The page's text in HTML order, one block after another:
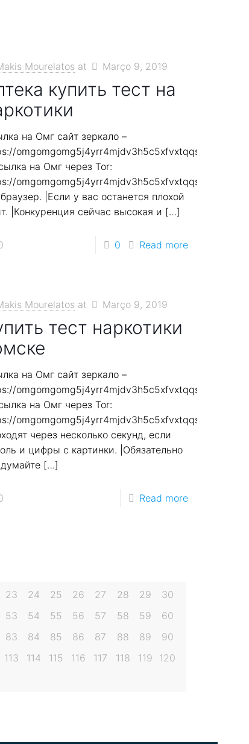
Mourelatos at Março 9, 2019
купить тест на
на Омг сайт зеркало –
на Омг через Tor:
|Если у вас останется плохой
|Конкуренция сейчас высокая и […]
0 Read more
Mourelatos at Março 9, 2019
тест наркотики
на Омг сайт зеркало –
на Омг через Tor:
через несколько секунд, если
и цифры с картинки. |Обязательно
[…]
Read more
23 24 25 26 27 28 29
30
53 54 55 56 57 58 59
60
83 84 85 86 87 88 89
90
113 114 115 116 117 118 119
120